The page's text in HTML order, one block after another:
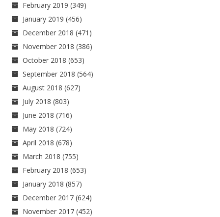
February 2019 (349)
January 2019 (456)
December 2018 (471)
November 2018 (386)
October 2018 (653)
September 2018 (564)
August 2018 (627)
July 2018 (803)
June 2018 (716)
May 2018 (724)
April 2018 (678)
March 2018 (755)
February 2018 (653)
January 2018 (857)
December 2017 (624)
November 2017 (452)